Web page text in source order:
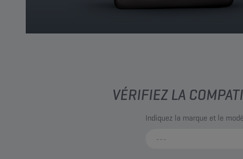
VÉRIFIEZ LA
Indiquez la marque et le